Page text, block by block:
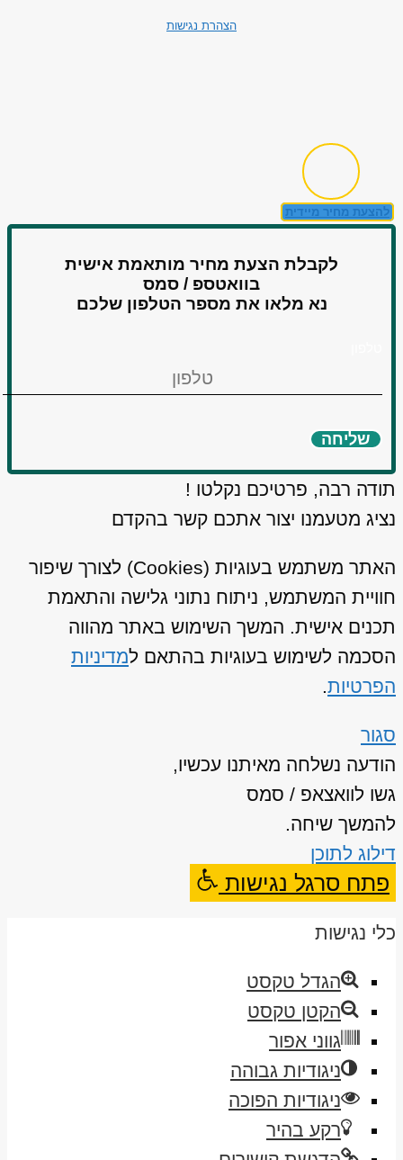
הצהרת נגישות
להצעת מחיר מיידית
לקבלת הצעת מחיר מותאמת אישית
בוואטספ / סמס
נא מלאו את מספר הטלפון שלכם
שליחה
תודה רבה, פרטיכם נקלטו !
נציג מטעמנו יצור אתכם קשר בהקדם
האתר משתמש בעוגיות (Cookies) לצורך שיפור
חוויית המשתמש, ניתוח נתוני גלישה והתאמת
תכנים אישית. המשך השימוש באתר מהווה
הסכמה לשימוש בעוגיות בהתאם למדיניות
הפרטיות.
סגור
הודעה נשלחה מאיתנו עכשיו,
גשו לוואצאפ / סמס
להמשך שיחה.
דילוג לתוכן
פתח סרגל נגישות
כלי נגישות
הגדל טקסט
הקטן טקסט
גווני אפור
ניגודיות גבוהה
ניגודיות הפוכה
רקע בהיר